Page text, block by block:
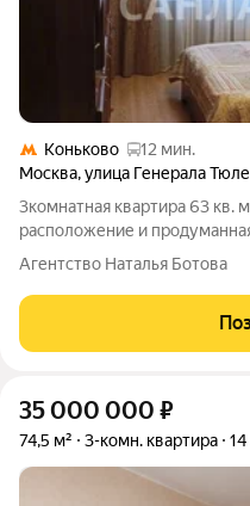
Коньково
12 мин.
Москва,улица Генерала
3комнатная квартира 63 кв.
расположение и
3комнатная квартира
Квартира с косметическим
Агентство Наталья Ботова
35 000 000 ₽
74,5 м² 3-комн. квартира 14